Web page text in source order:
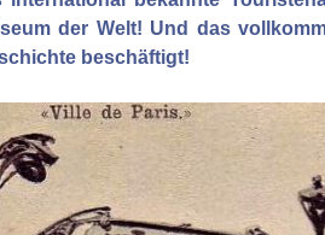
der Welt! Und das
beschäftigt!